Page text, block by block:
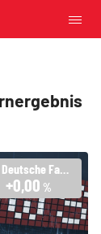
DFV Deutsche Familienversicherung
+0,00 %